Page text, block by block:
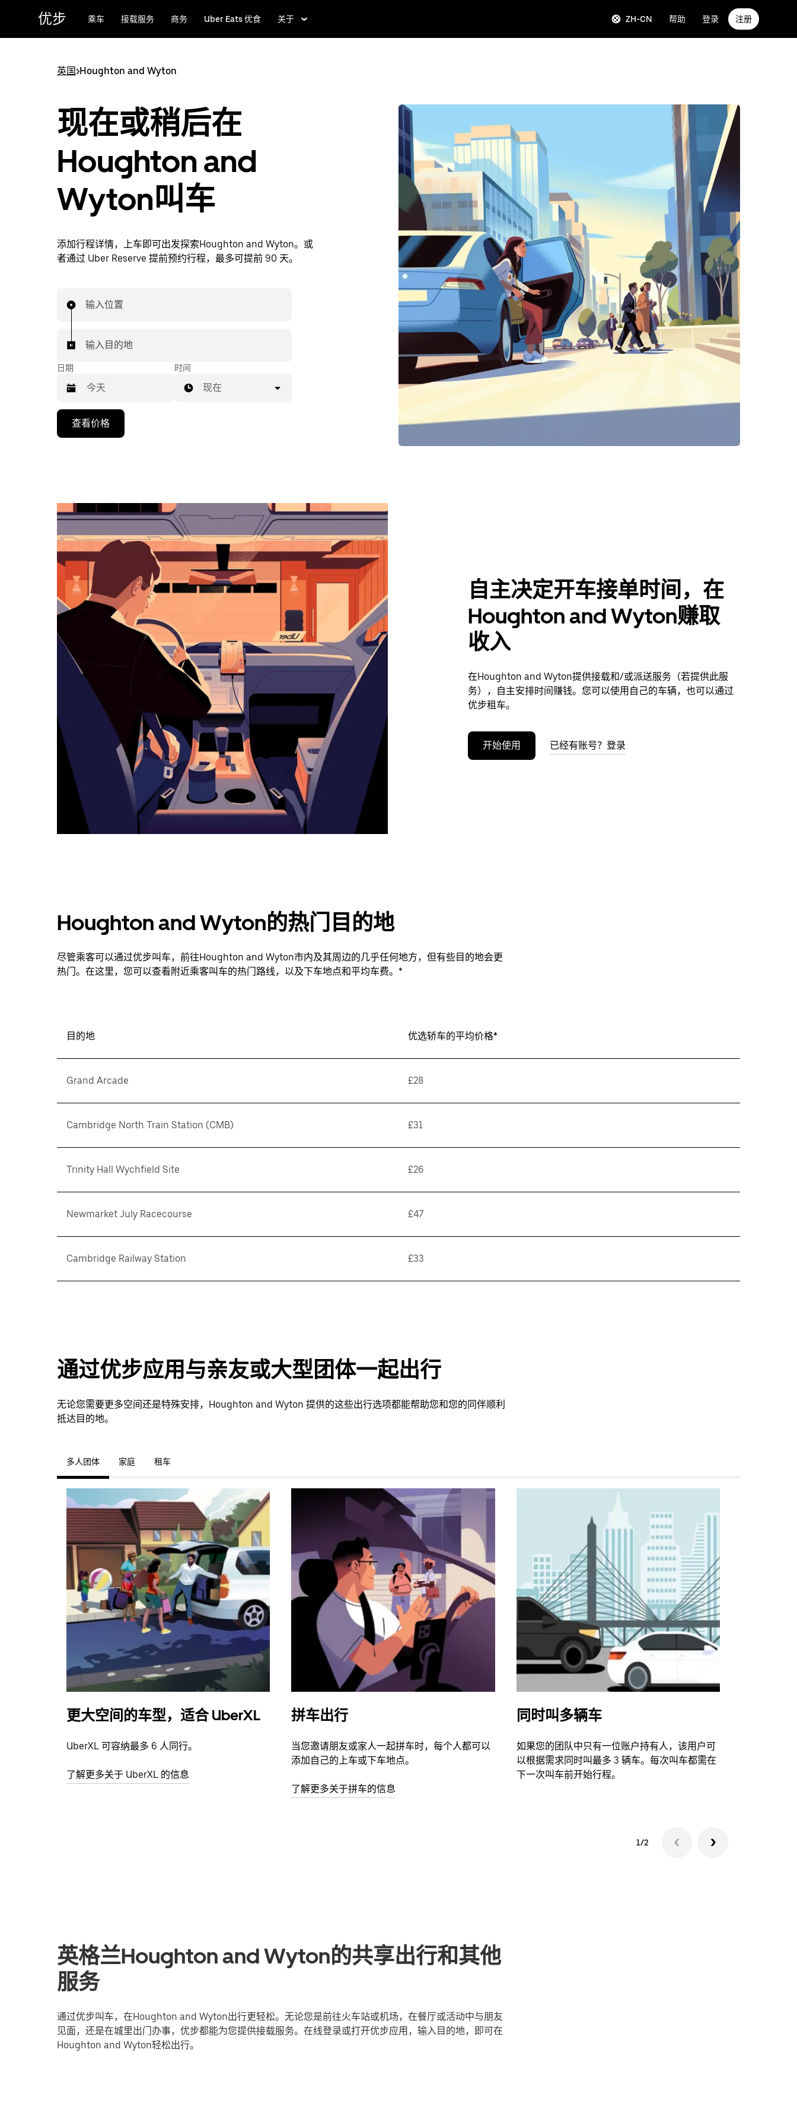
优步 乘车 接载服务 商务 Uber Eats 优食 关于 ZH-CN 帮助 登录 注册
英国>Houghton and Wyton
现在或稍后在
Houghton and
Wyton叫车
添加行程详情，上车即可出发探索Houghton and Wyton。或
者通过 Uber Reserve 提前预约行程，最多可提前 90 天。
输入位置
输入目的地
日期
向
可
浏
览
日
历
择
期。
按
关
闭
日
历。
时间
现在
查看价格
自主决定开车接单时间，在
Houghton and Wyton赚取
收入
在Houghton and Wyton提供接载和/或派送服务（若提供此服
务），自主安排时间赚钱。您可以使用自己的车辆，也可以通过
优步租车。
开始使用 已经有账号？登录
Houghton and Wyton的热门目的地
尽管乘客可以通过优步叫车，前往Houghton and Wyton市内及其周边的几乎任何地方，但有些目的地会更
热门。在这里，您可以查看附近乘客叫车的热门路线，以及下车地点和平均车费。*
目的地 优选轿车的平均价格*
Grand Arcade £28
Cambridge North Train Station (CMB) £31
Trinity Hall Wychfield Site £26
Newmarket July Racecourse £47
Cambridge Railway Station £33
通过优步应用与亲友或大型团体一起出行
无论您需要更多空间还是特殊安排，Houghton and Wyton 提供的这些出行选项都能帮助您和您的同伴顺利
抵达目的地。
多人团体 家庭 租车
更大空间的车型，适合 UberXL
UberXL 可容纳最多 6 人同行。
了解更多关于 UberXL 的信息
拼车出行
当您邀请朋友或家人一起拼车时，每个人都可以
添加自己的上车或下车地点。
了解更多关于拼车的信息
同时叫多辆车
如果您的团队中只有一位账户持有人，该用户可
以根据需求同时叫最多 3 辆车。每次叫车都需在
下一次叫车前开始行程。
1/2
英格兰Houghton and Wyton的共享出行和其他
服务
通过优步叫车，在Houghton and Wyton出行更轻松。无论您是前往火车站或机场，在餐厅或活动中与朋友
见面，还是在城里出门办事，优步都能为您提供接载服务。在线登录或打开优步应用，输入目的地，即可在
Houghton and Wyton轻松出行。